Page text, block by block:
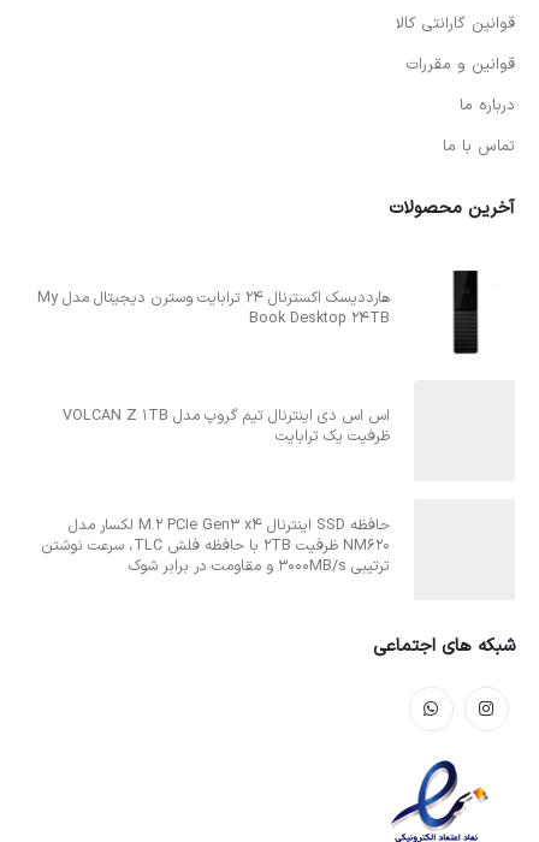
قوانین گارانتی کالا
قوانین و مقررات
درباره ما
تماس با ما
آخرین محصولات
هارددیسک اکسترنال 24 ترابایت وسترن دیجیتال مدل My
Book Desktop 24TB
اس اس دی اینترنال تیم گروپ مدل VOLCAN Z 1TB
ظرفیت یک ترابایت
حافظه SSD اینترنال M.2 PCIe Gen3 x4 لکسار مدل
NM620 ظرفیت 2TB با حافظه فلش TLC، سرعت نوشتن
ترتیبی 3000MB/s و مقاومت در برابر شوک
شبکه های اجتماعی